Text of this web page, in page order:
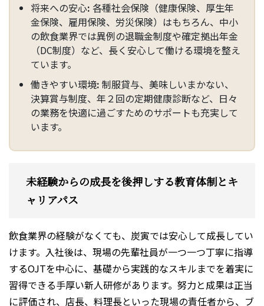
将来への安心: 各種社会保険（健康保険、厚生年
金保険、雇用保険、労災保険）はもちろん、中小
の飲食業界では異例の退職金制度や確定拠出年金
（DC制度）など、長く安心して働ける環境を整え
ています。
働きやすい環境: 制服貸与、美味しいまかない、
決算賞与制度、年２回の定期健康診断など、日々
の業務を快適に過ごすためのサポートも充実して
います。
未経験からの成長を後押しする教育体制とキ
ャリアパス
飲食業界の経験がなくても、炭寅では安心して成長してい
けます。入社後は、現場の先輩社員が一つ一つ丁寧に指導
するOJTを中心に、基礎から実践的なスキルまでを着実に
習得できる手厚い新人研修があります。努力と成果は正当
に評価され、店長、料理長といった現場の責任者から、ブ